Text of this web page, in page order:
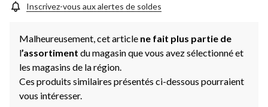
Inscrivez-vous aux alertes de soldes
Malheureusement, cet article ne fait plus partie de
l’assortiment du magasin que vous avez sélectionné et
les magasins de la région.
Ces produits similaires présentés ci-dessous pourraient
vous intéresser.